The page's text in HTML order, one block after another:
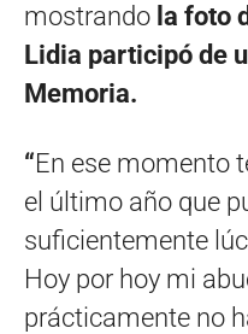
mostrando la foto
Lidia participó de
Memoria.
“En ese momento
el último año que
suficientemente
Hoy por hoy mi
prácticamente no